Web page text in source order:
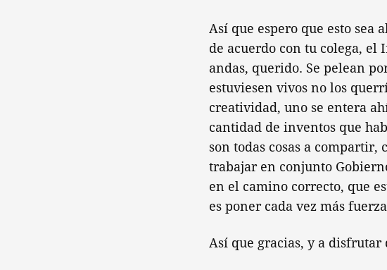
Así que espero que esto sea
de acuerdo con tu colega, el
andas, querido. Se pelean
estuviesen vivos no los
creatividad, uno se entera
cantidad de inventos que
son todas cosas a compartir,
trabajar en conjunto
en el camino correcto, que
es poner cada vez más
Así que gracias, y a disfrutar